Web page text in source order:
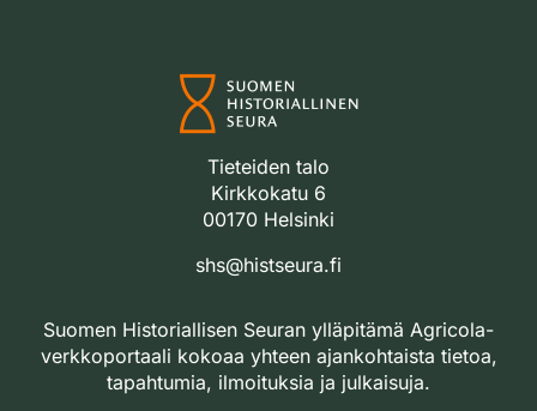
Tieteiden talo
Kirkkokatu 6
00170 Helsinki
shs@histseura.fi
Suomen Historiallisen Seuran ylläpitämä Agricola-
verkkoportaali kokoaa yhteen ajankohtaista tietoa,
tapahtumia, ilmoituksia ja julkaisuja.